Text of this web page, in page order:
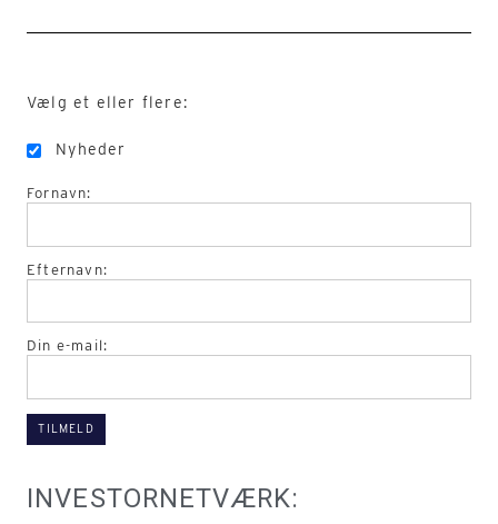
Vælg et eller flere:
Nyheder
Fornavn:
Efternavn:
Din e-mail:
INVESTORNETVÆRK: